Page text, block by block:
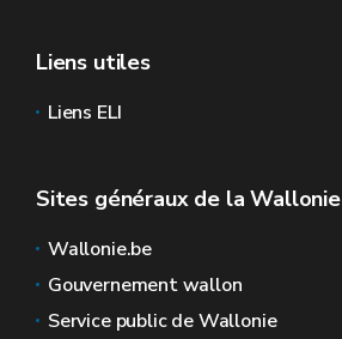
Liens utiles
Liens ELI
Sites généraux de la Wallonie
Wallonie.be
Gouvernement wallon
Service public de Wallonie